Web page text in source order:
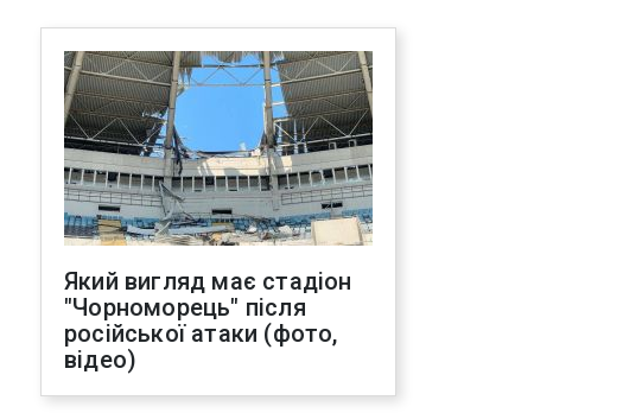
Який вигляд має стадіон
"Чорноморець" після
російської атаки (фото,
відео)